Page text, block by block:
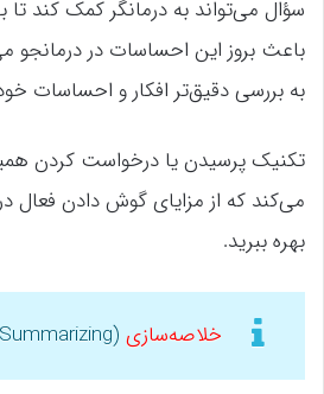
سؤال می‌تواند به درمانگر کمک کند تا
باعث بروز این احساسات در درمانجو
به بررسی دقیق‌تر افکار و احساسات
تکنیک پرسیدن یا درخواست کردن
می‌کند که از مزایای گوش دادن فعال
بهره ببرید.
خلاصه‌سازی (Summarizing)